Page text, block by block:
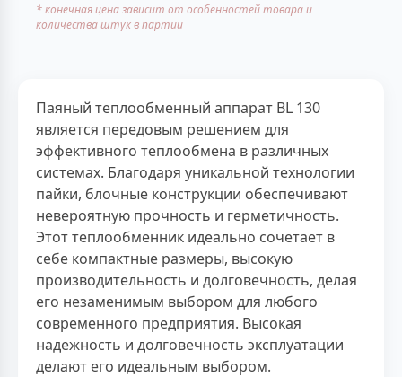
* конечная цена зависит от особенностей товара и
количества штук в партии
Паяный теплообменный аппарат BL 130
является передовым решением для
эффективного теплообмена в различных
системах. Благодаря уникальной технологии
пайки, блочные конструкции обеспечивают
невероятную прочность и герметичность.
Этот теплообменник идеально сочетает в
себе компактные размеры, высокую
производительность и долговечность, делая
его незаменимым выбором для любого
современного предприятия. Высокая
надежность и долговечность эксплуатации
делают его идеальным выбором.